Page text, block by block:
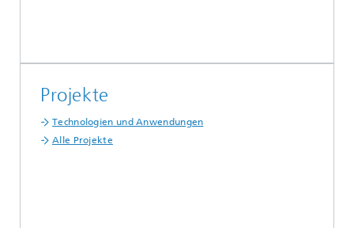
Projekte
Technologien und Anwendungen
Alle Projekte